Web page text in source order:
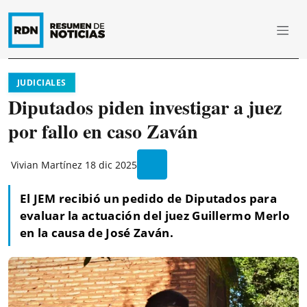
JUDICIALES
Diputados piden investigar a juez
por fallo en caso Zaván
Vivian Martínez 18 dic 2025
El JEM recibió un pedido de Diputados para
evaluar la actuación del juez Guillermo Merlo
en la causa de José Zaván.